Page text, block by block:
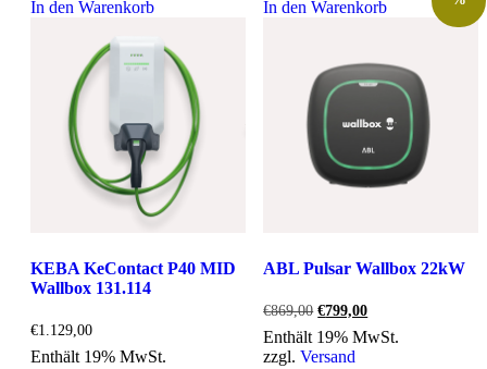
In den Warenkorb
KEBA KeContact P40 MID
Wallbox 131.114
€1.129,00
Enthält 19% MwSt.
In den Warenkorb
ABL Pulsar Wallbox 22kW
€869,00 Ursprünglicher
war:
€869,00
€799,00Aktueller
ist:
Enthält 19% MwSt.
zzgl.Versand